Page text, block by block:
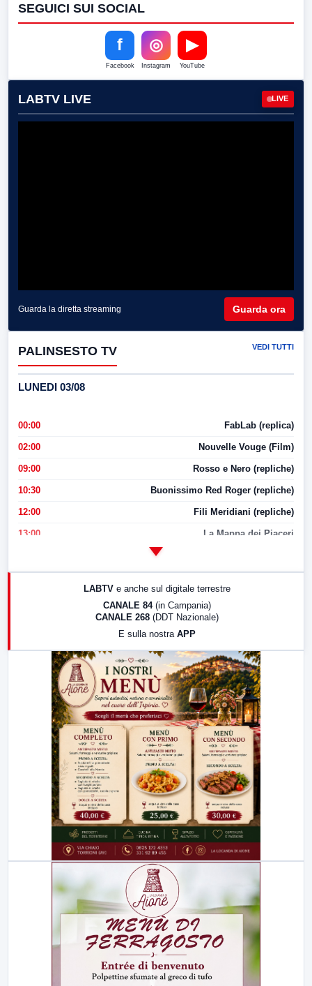
SEGUICI SUI SOCIAL
f
Facebook
◎
Instagram
▶
YouTube
LABTV LIVE LIVE
Guarda la diretta streaming Guarda ora
PALINSESTO TV VEDI TUTTI
LUNEDI 03/08
00:00 FabLab (replica)
02:00 Nouvelle Vouge (Film)
09:00 Rosso e Nero (repliche)
10:30 Buonissimo Red Roger (repliche)
12:00 Fili Meridiani (repliche)
13:00 La Mappa dei Piaceri
LabNews (replica)
LABTV e anche sul digitale terrestre
CANALE 84 (in Campania)
CANALE 268 (DDT Nazionale)
E sulla nostra APP